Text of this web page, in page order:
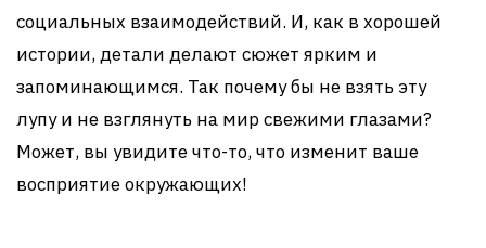
социальных взаимодействий. И, как в хорошей
истории, детали делают сюжет ярким и
запоминающимся. Так почему бы не взять эту
лупу и не взглянуть на мир свежими глазами?
Может, вы увидите что-то, что изменит ваше
восприятие окружающих!